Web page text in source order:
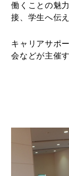
働くことの魅
接、学生へ伝え
キャリアサポ
会などが主催